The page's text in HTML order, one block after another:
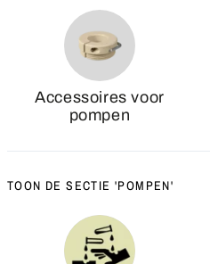
Accessoires voor
pompen
TOON DE SECTIE 'POMPEN'